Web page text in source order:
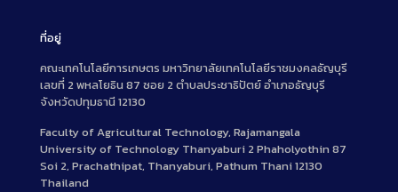
ที่อยู่
คณะเทคโนโลยีการเกษตร มหาวิทยาลัยเทคโนโลยีราชมงคลธัญบุรี
เลขที่ 2 พหลโยธิน 87 ซอย 2 ตำบลประชาธิปัตย์ อำเภอธัญบุรี
จังหวัดปทุมธานี 12130
Faculty of Agricultural Technology, Rajamangala
University of Technology Thanyaburi 2 Phaholyothin 87
Soi 2, Prachathipat, Thanyaburi, Pathum Thani 12130
Thailand